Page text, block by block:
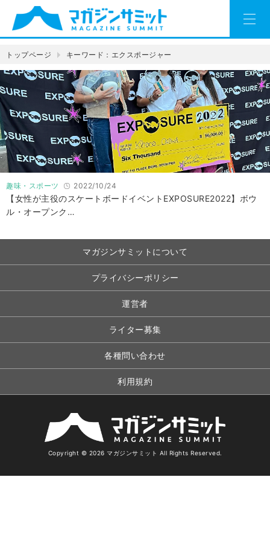
トップページ キーワード：エクスポージャー
趣味・スポーツ 2022/10/24
【女性が主役のスケートボードイベントEXPOSURE2022】ボウ
ル・オープンク…
マガジンサミットについて
プライバシーポリシー
運営者
ライター募集
各種問い合わせ
利用規約
Copyright © 2026 マガジンサミット All Rights Reserved.